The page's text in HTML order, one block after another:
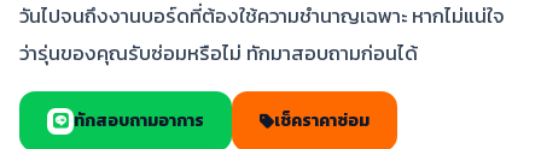
วันไปจนถึงงานบอร์ดที่ต้องใช้ความชำนาญเฉพาะ หากไม่แน่ใจ
ว่ารุ่นของคุณรับซ่อมหรือไม่ ทักมาสอบถามก่อนได้
ทักสอบถามอาการ เช็คราคาซ่อม